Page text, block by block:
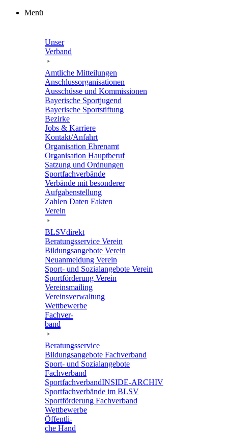
Zum
Menü
Unser
Verband
Amtli­che Mitteilungen
Anschluss­or­ga­ni­sa­tio­nen
Ausschüsse und Kommissionen
Baye­ri­sche Sportjugend
Baye­ri­sche Sportstiftung
Bezirke
Jobs & Karriere
Kontakt/​​Anfahrt
Orga­ni­sa­tion Ehrenamt
Orga­ni­sa­tion Hauptberuf
Satzung und Ordnungen
Sport­fach­ver­bände
Verbände mit beson­de­rer
Aufgabenstellung
Zahlen Daten Fakten
Verein
BLSVdi­rekt
Bera­tungs­ser­vice Verein
Bildungs­an­ge­bote Verein
Neuan­mel­dung Verein
Sport- und Sozi­al­an­ge­bote Verein
Sport­för­de­rung Verein
Vereins­mai­ling
Vereins­ver­wal­tung
Wett­be­werbe
Fach­ver­
band
Bera­tungs­ser­vice
Bildungs­an­ge­bote Fachverband
Sport- und Sozi­al­an­ge­bote
Fachverband
Sport­fach­ver­ban­d­IN­SIDE-ARCHIV
Sport­fach­ver­bände im BLSV
Sport­för­de­rung Fachverband
Wett­be­werbe
Öffent­li­
che Hand